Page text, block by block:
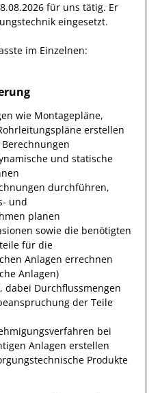
für uns tätig. Er
eingesetzt.
im Einzelnen:
wie Montagepläne,
erstellen
und statische
durchführen,
und
planen
sowie die benötigten
für die
Anlagen errechnen
Anlagen)
dabei Durchflussmengen
der Teile
bei
Anlagen erstellen
Produkte